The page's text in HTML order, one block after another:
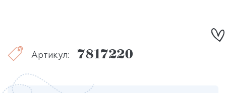
Артикул: 7817220